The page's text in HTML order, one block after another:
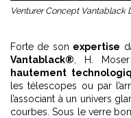
Venturer Concept Vantablack
Forte de son expertise
Vantablack® , H.
hautement
les télescopes ou par
l’associant à un univers
courbes. Sous le verre